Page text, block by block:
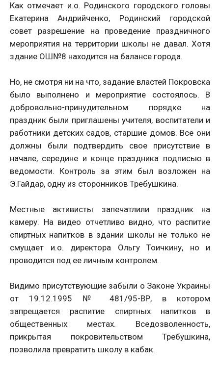
Как отмечает и.о. Родинского городского головы
Екатерина Андрийченко, Родинский городской
совет разрешение на проведение праздничного
мероприятия на территории школы не давал. Хотя
здание ОШ№8 находится на балансе города.
Но, не смотря ни на что, задание властей Покровска
было выполнено и мероприятие состоялось. В
добровольно-принудительном порядке на
праздник были приглашены учителя, воспитатели и
работники детских садов, старшие домов. Все они
должны были подтвердить свое присутствие в
начале, середине и конце праздника подписью в
ведомости. Контроль за этим был возложен на
Э.Гайдар, одну из сторонников Требушкина.
Местные активисты запечатлили праздник на
камеру. На видео отчетливо видно, что распитие
спиртных напитков в здании школы не только не
смущает и.о. директора Ольгу Тоичкину, но и
проводится под ее личным контролем.
Видимо присутствующие забыли о Законе Украины
от 19.12.1995 № 481/95-ВР, в котором
запрещается распитие спиртных напитков в
общественных местах. Вседозволенность,
прикрытая покровительством Требушкина,
позволила превратить школу в кабак.